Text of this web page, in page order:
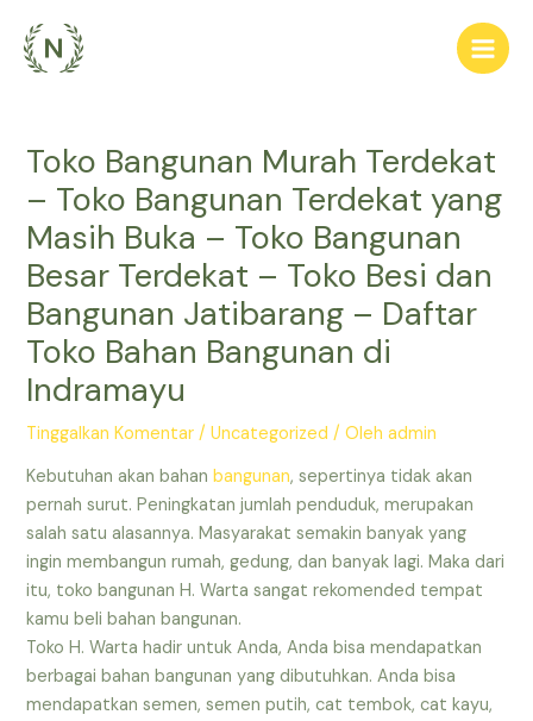
konten
Main
Toko Bangunan Murah Terdekat
– Toko Bangunan Terdekat yang
Masih Buka – Toko Bangunan
Besar Terdekat – Toko Besi dan
Bangunan Jatibarang – Daftar
Toko Bahan Bangunan di
Indramayu
Tinggalkan Komentar /Uncategorized / Olehadmin
Kebutuhan akan bahanbangunan, sepertinya tidak akan
pernah surut. Peningkatan jumlah penduduk, merupakan
salah satu alasannya. Masyarakat semakin banyak yang
ingin membangun rumah, gedung, dan banyak lagi. Maka dari
itu, toko bangunan H. Warta sangat rekomended tempat
kamu beli bahan bangunan.
Toko H. Warta hadir untuk Anda, Anda bisa mendapatkan
berbagai bahan bangunan yang dibutuhkan. Anda bisa
mendapatkan semen, semen putih, cat tembok, cat kayu,